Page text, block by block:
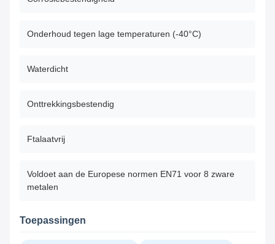
Onderhoud tegen lage temperaturen (-40°C)
Waterdicht
Onttrekkingsbestendig
Ftalaatvrij
Voldoet aan de Europese normen EN71 voor 8 zware
metalen
Toepassingen